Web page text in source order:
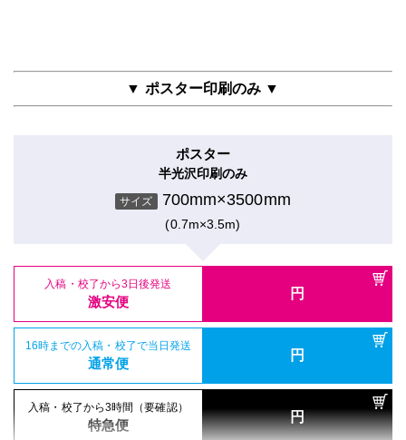
▼ ポスター印刷のみ ▼
ポスター
半光沢印刷のみ
サイズ 700mm×3500mm
(0.7m×3.5m)
入稿・校了から3日後発送
激安便 円
16時までの入稿・校了で当日発送
通常便 円
入稿・校了から3時間（要確認）
特急便 円